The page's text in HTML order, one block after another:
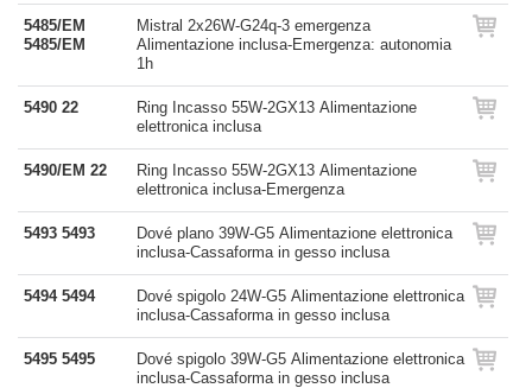
5485/EM
5485/EM
Mistral 2x26W-G24q-3 emergenza
Alimentazione inclusa-Emergenza: autonomia
1h
5490 22
Ring Incasso 55W-2GX13 Alimentazione
elettronica inclusa
5490/EM 22
Ring Incasso 55W-2GX13 Alimentazione
elettronica inclusa-Emergenza
5493 5493
Dové plano 39W-G5 Alimentazione elettronica
inclusa-Cassaforma in gesso inclusa
5494 5494
Dové spigolo 24W-G5 Alimentazione elettronica
inclusa-Cassaforma in gesso inclusa
5495 5495
Dové spigolo 39W-G5 Alimentazione elettronica
inclusa-Cassaforma in gesso inclusa